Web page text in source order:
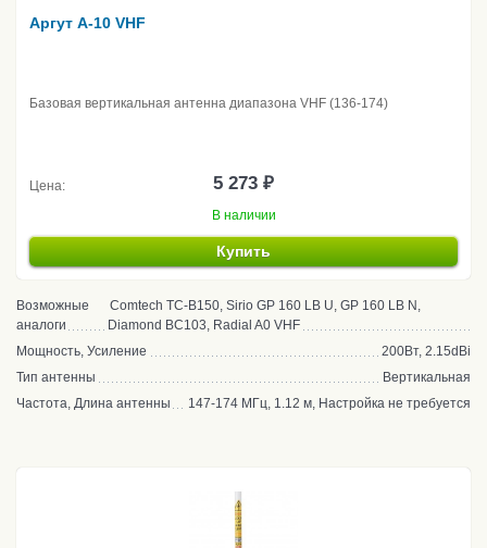
Аргут A-10 VHF
Базовая вертикальная антенна диапазона VHF (136-174)
Цена: 5 273 ₽
В наличии
Купить
Возможные
аналоги
Comtech TC-B150, Sirio GP 160 LB U, GP 160 LB N,
Diamond BC103, Radial A0 VHF
Мощность, Усиление
200Вт, 2.15dBi
Тип антенны
Вертикальная
Частота, Длина антенны
147-174 МГц, 1.12 м, Настройка не требуется